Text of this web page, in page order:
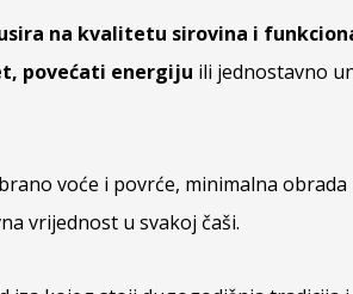
na kvalitetu sirovina i
povećati energiju ili jednostavno
voće i povrće, minimalna
vrijednost u svakoj čaši.